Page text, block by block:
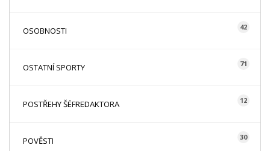
OSOBNOSTI 42
OSTATNÍ SPORTY 71
POSTŘEHY ŠÉFREDAKTORA 12
POVĚSTI 30